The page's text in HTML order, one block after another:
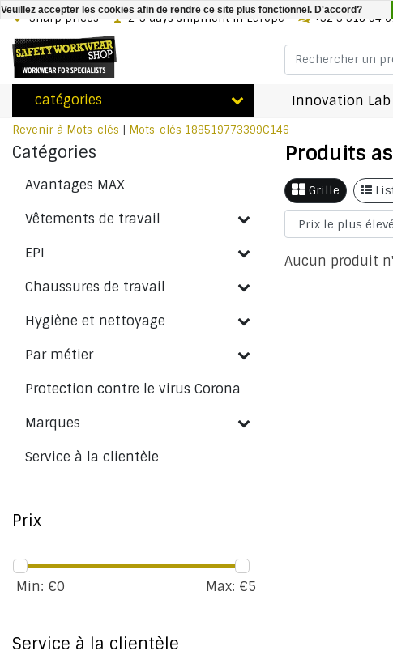
Sharp prices 2-3 days shipment in Europe +32 3 318 94
catégories Innovation Lab
Revenir à Mots-clés | Mots-clés 188519773399C146
Catégories
Avantages MAX
Vêtements de travail
EPI
Chaussures de travail
Hygiène et nettoyage
Par métier
Protection contre le virus Corona
Marques
Service à la clientèle
Prix
Min: €0 Max: €5
Service à la clientèle
Produits
Grille
Aucun produit
Veuillez accepter les cookies afin de rendre ce site plus fonctionnel. D'accord?